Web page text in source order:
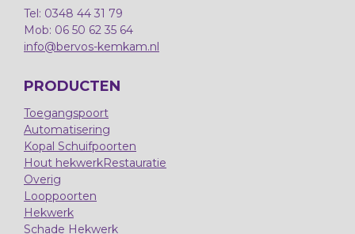
Tel: 0348 44 31 79
Mob: 06 50 62 35 64
info@bervos-kemkam.nl
PRODUCTEN
Toegangspoort
Automatisering
Kopal Schuifpoorten
Hout hekwerkRestauratie
Overig
Looppoorten
Hekwerk
Schade Hekwerk